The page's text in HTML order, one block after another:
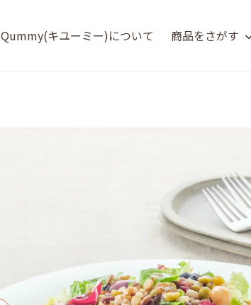
Qummy(キユーミー)について 商品をさがす